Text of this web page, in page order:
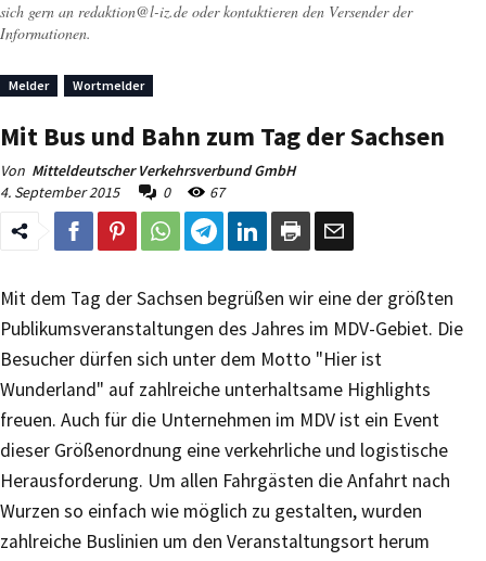
sich gern an redaktion@l-iz.de oder kontaktieren den Versender der
Informationen.
Melder Wortmelder
Mit Bus und Bahn zum Tag der Sachsen
Von Mitteldeutscher Verkehrsverbund GmbH
4. September 2015
0 67
Mit dem Tag der Sachsen begrüßen wir eine der größten
Publikumsveranstaltungen des Jahres im MDV-Gebiet. Die
Besucher dürfen sich unter dem Motto "Hier ist
Wunderland" auf zahlreiche unterhaltsame Highlights
freuen. Auch für die Unternehmen im MDV ist ein Event
dieser Größenordnung eine verkehrliche und logistische
Herausforderung. Um allen Fahrgästen die Anfahrt nach
Wurzen so einfach wie möglich zu gestalten, wurden
zahlreiche Buslinien um den Veranstaltungsort herum